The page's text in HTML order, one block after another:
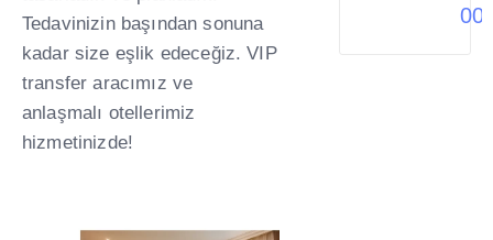
Tedavinizin başından sonuna
kadar size eşlik edeceğiz. VIP
transfer aracımız ve
anlaşmalı otellerimiz
hizmetinizde! ​
00